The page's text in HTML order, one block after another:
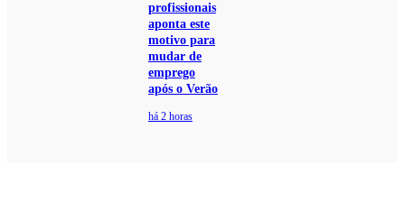
profissionais
aponta este
motivo para
mudar de
emprego
após o Verão
há 2 horas